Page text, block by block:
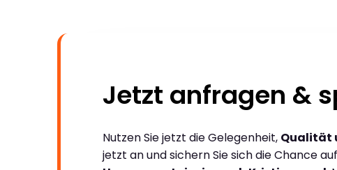
Jetzt anfragen &
Nutzen Sie jetzt die Gelegenheit, Qualität
jetzt an und sichern Sie sich die Chance auf